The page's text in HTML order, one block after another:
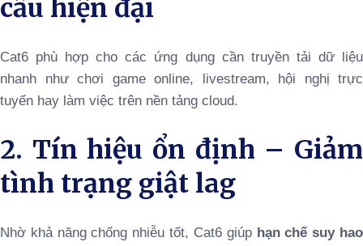
cầu hiện đại
Cat6 phù hợp cho các ứng dụng cần truyền tải dữ liệu
nhanh như chơi game online, livestream, hội nghị trực
tuyến hay làm việc trên nền tảng cloud.
2. Tín hiệu ổn định – Giảm
tình trạng giật lag
Nhờ khả năng chống nhiễu tốt, Cat6 giúp hạn chế suy hao